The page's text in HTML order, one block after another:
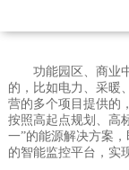
功能园区、商业
的，比如电力、采暖
营的多个项目提供的
按照高起点规划、高
一”的能源解决方案
的智能监控平台，实